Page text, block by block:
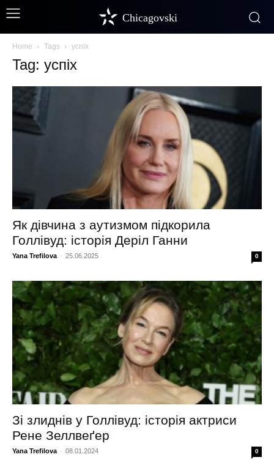
Chicagovski
Home Tags успіх
Tag: успіх
Як дівчина з аутизмом підкорила
Голлівуд: історія Деріл Ганни
Yana Trefilova - 25.06.2025 0
Зі злиднів у Голлівуд: історія актриси
Рене Зеллвеґер
Yana Trefilova - 08.01.2024 0